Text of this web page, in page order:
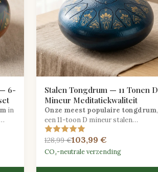
6-
in
Stalen Tongdrum — 11 Tonen D
Mineur Meditatiekwaliteit
Onze meest populaire tongdrum,
een 11-toon D mineur stalen
instrument met etherische sustain,
perfect voor meditatie, yoga en
creatieve expressie.
128,99 €103,99 €
CO₂-neutrale verzending